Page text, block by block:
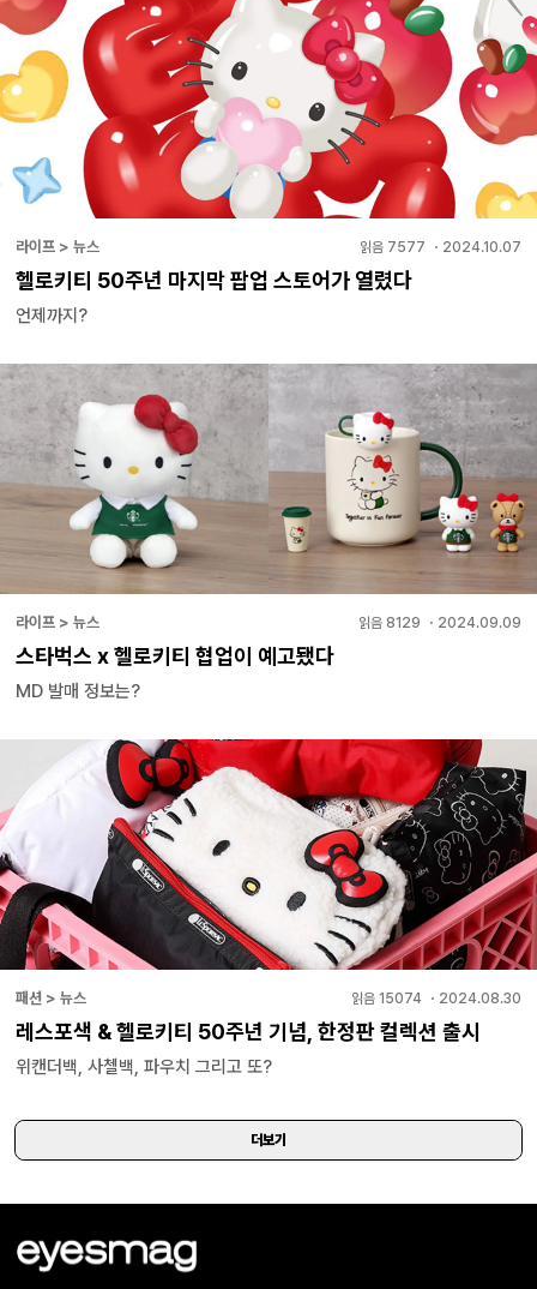
라이프 > 뉴스 읽음 7577 ・ 2024.10.07
헬로키티 50주년 마지막 팝업 스토어가 열렸다
언제까지?
라이프 > 뉴스 읽음 8129 ・ 2024.09.09
스타벅스 x 헬로키티 협업이 예고됐다
MD 발매 정보는?
패션 > 뉴스 읽음 15074 ・ 2024.08.30
레스포색 & 헬로키티 50주년 기념, 한정판 컬렉션 출시
위캔더백, 사첼백, 파우치 그리고 또?
더보기